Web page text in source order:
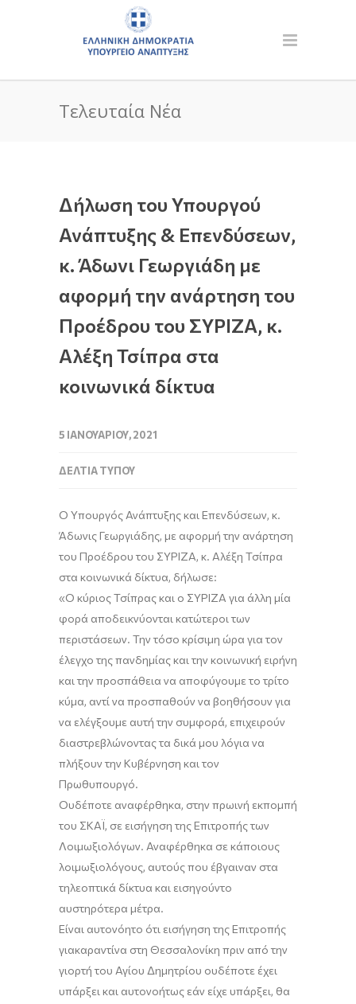
Τελευταία Νέα
Δήλωση του Υπουργού
Ανάπτυξης & Επενδύσεων,
κ. Άδωνι Γεωργιάδη με
αφορμή την ανάρτηση του
Προέδρου του ΣΥΡΙΖΑ, κ.
Αλέξη Τσίπρα στα
κοινωνικά δίκτυα
5 ΙΑΝΟΥΑΡΊΟΥ, 2021
ΔΕΛΤΊΑ ΤΎΠΟΥ
Ο Υπουργός Ανάπτυξης και Επενδύσεων, κ.
Άδωνις Γεωργιάδης, με αφορμή την ανάρτηση
του Προέδρου του ΣΥΡΙΖΑ, κ. Αλέξη Τσίπρα
στα κοινωνικά δίκτυα, δήλωσε:
«Ο κύριος Τσίπρας και ο ΣΥΡΙΖΑ για άλλη μία
φορά αποδεικνύονται κατώτεροι των
περιστάσεων. Την τόσο κρίσιμη ώρα για τον
έλεγχο της πανδημίας και την κοινωνική ειρήνη
και την προσπάθεια να αποφύγουμε το τρίτο
κύμα, αντί να προσπαθούν να βοηθήσουν για
να ελέγξουμε αυτή την συμφορά, επιχειρούν
διαστρεβλώνοντας τα δικά μου λόγια να
πλήξουν την Κυβέρνηση και τον
Πρωθυπουργό.
Ουδέποτε αναφέρθηκα, στην πρωινή εκπομπή
του ΣΚΑΪ, σε εισήγηση της Επιτροπής των
Λοιμωξιολόγων. Αναφέρθηκα σε κάποιους
λοιμωξιολόγους, αυτούς που έβγαιναν στα
τηλεοπτικά δίκτυα και εισηγούντο
αυστηρότερα μέτρα.
Είναι αυτονόητο ότι εισήγηση της Επιτροπής
γιακαραντίνα στη Θεσσαλονίκη πριν από την
γιορτή του Αγίου Δημητρίου ουδέποτε έχει
υπάρξει και αυτονοήτως εάν είχε υπάρξει, θα